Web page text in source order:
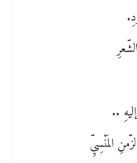
..
المَنْسِيِّ